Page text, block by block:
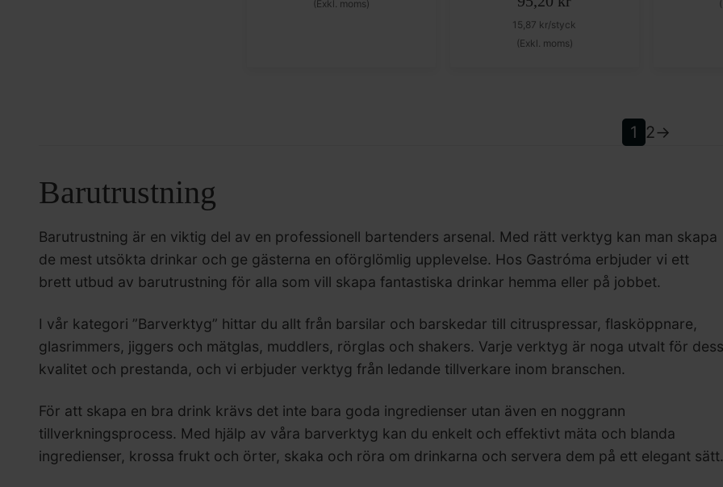
(Exkl. moms)
15,87 kr/styck
(Exkl. moms)
1 2→
Barutrustning
Barutrustning är en viktig del av en professionell bartenders arsenal. Med rätt verktyg kan man skapa
de mest utsökta drinkar och ge gästerna en oförglömlig upplevelse. Hos Gastróma erbjuder vi ett
brett utbud av barutrustning för alla som vill skapa fantastiska drinkar hemma eller på jobbet.
I vår kategori ”Barverktyg” hittar du allt från barsilar och barskedar till citruspressar, flasköppnare,
glasrimmers, jiggers och mätglas, muddlers, rörglas och shakers. Varje verktyg är noga utvalt för dess
kvalitet och prestanda, och vi erbjuder verktyg från ledande tillverkare inom branschen.
För att skapa en bra drink krävs det inte bara goda ingredienser utan även en noggrann
tillverkningsprocess. Med hjälp av våra barverktyg kan du enkelt och effektivt mäta och blanda
ingredienser, krossa frukt och örter, skaka och röra om drinkarna och servera dem på ett elegant sätt.